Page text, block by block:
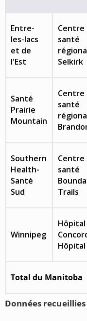
Entre-
les-lacs
et de
l'Est
Centre
santé
Selkirk
Santé
Prairie
Mountain
Centre
santé
Southern
Health-
Santé
Sud
Centre
santé
Trails
Winnipeg
Hôpital
Hôpital
Total du Manitoba
Données